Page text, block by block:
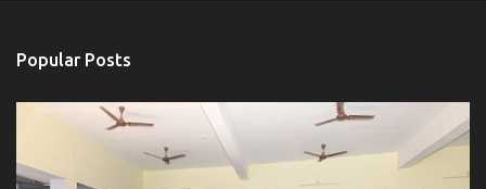
Popular Posts